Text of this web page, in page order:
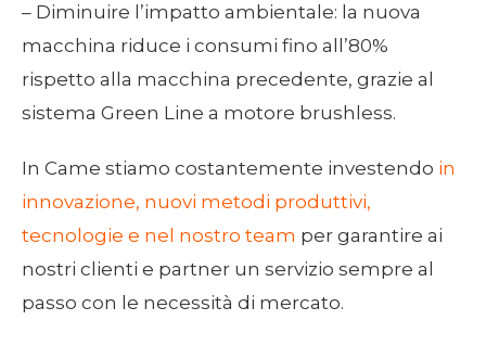
– Diminuire l’impatto ambientale: la nuova
macchina riduce i consumi fino all’80%
rispetto alla macchina precedente, grazie al
sistema Green Line a motore brushless.
In Came stiamo costantemente investendo in
innovazione, nuovi metodi produttivi,
tecnologie e nel nostro team per garantire ai
nostri clienti e partner un servizio sempre al
passo con le necessità di mercato.